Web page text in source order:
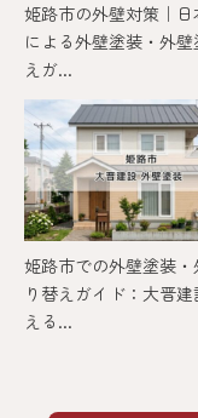
姫路市の外壁対策｜
による外壁塗装・外
えガ...
姫路市での外壁塗装
り替えガイド：大晋
える...